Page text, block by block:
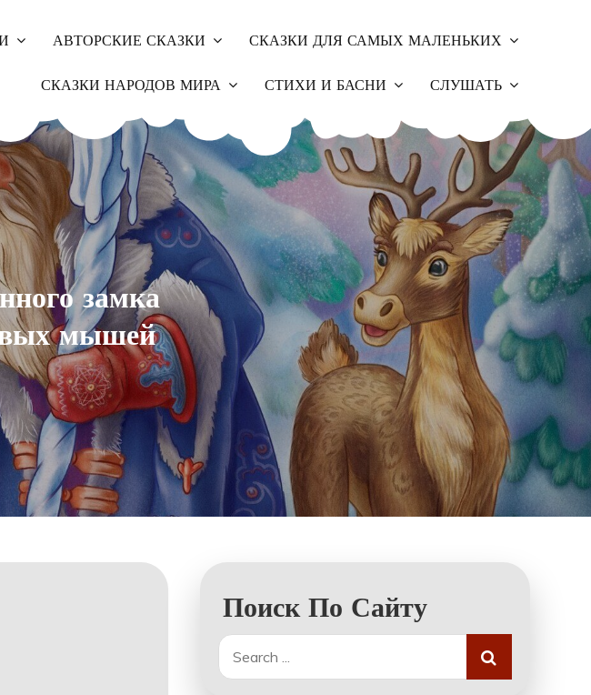
АВТОРСКИЕ СКАЗКИ СКАЗКИ ДЛЯ САМЫХ МАЛЕНЬКИХ
СКАЗКИ НАРОДОВ МИРА СТИХИ И БАСНИ СЛУШАТЬ
замка
мышей
Поиск По Сайту
Search
for: